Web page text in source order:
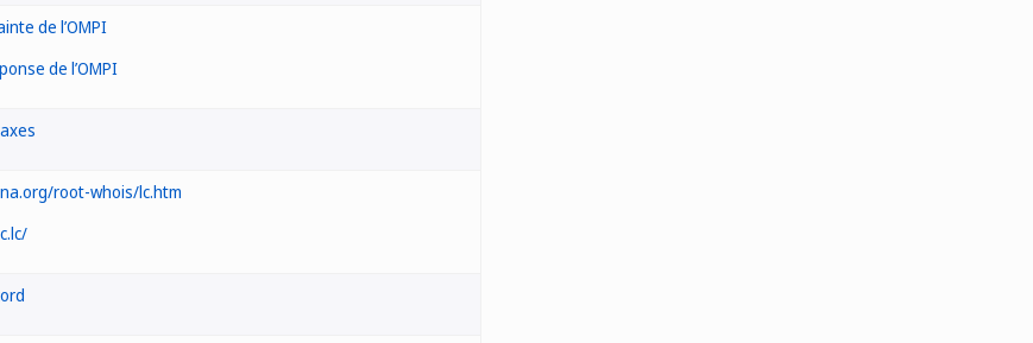
de l’OMPI
de l’OMPI
root-whois/lc.htm